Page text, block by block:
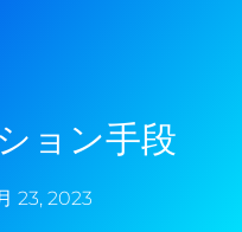
ョン手段
23, 2023